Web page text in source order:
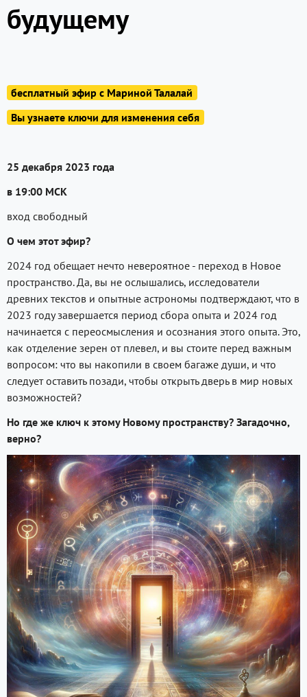
будущему
бесплатный эфир с Мариной Талалай
Вы узнаете ключи для изменения себя
25 декабря 2023 года
в 19:00 МСК
вход свободный
О чем этот эфир?
2024 год обещает нечто невероятное - переход в Новое
пространство. Да, вы не ослышались, исследователи
древних текстов и опытные астрономы подтверждают, что в
2023 году завершается период сбора опыта и 2024 год
начинается с переосмысления и осознания этого опыта. Это,
как отделение зерен от плевел, и вы стоите перед важным
вопросом: что вы накопили в своем багаже души, и что
следует оставить позади, чтобы открыть дверь в мир новых
возможностей?
Но где же ключ к этому Новому пространству? Загадочно,
верно?